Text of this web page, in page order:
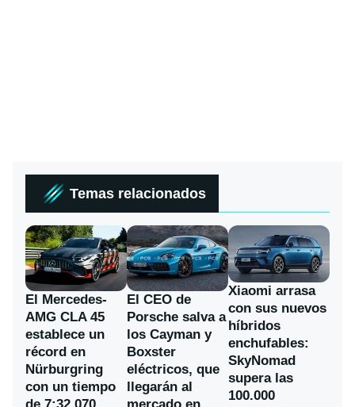
Temas relacionados
El Mercedes-
AMG CLA 45
establece un
récord en
Nürburgring
con un tiempo
El CEO de
Porsche salva a
los Cayman y
Boxster
eléctricos, que
llegarán al
Xiaomi arrasa
con sus nuevos
híbridos
enchufables:
SkyNomad
supera las
100.000